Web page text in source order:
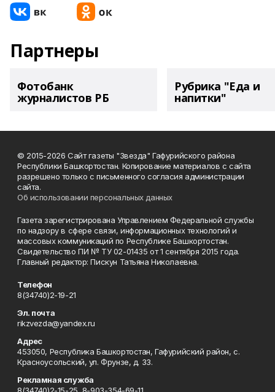
Партнеры
Фотобанк
журналистов РБ
Рубрика "Еда и
напитки"
© 2015-2026 Сайт газеты "Звезда" Гафурийского района
Республики Башкортостан. Копирование материалов с сайта
разрешено только с письменного согласия администрации
сайта.
Об использовании персональных данных
Газета зарегистрирована Управлением Федеральной службы
по надзору в сфере связи, информационных технологий и
массовых коммуникаций по Республике Башкортостан.
Свидетельство ПИ № ТУ 02-01435 от 1 сентября 2015 года.
Главный редактор: Пискун Татьяна Николаевна.
Телефон
8(34740)2-19-21
Эл. почта
rikzvezda@yandex.ru
Адрес
453050, Республика Башкортостан, Гафурийский район, с.
Красноусольский, ул. Фрунзе, д. 33.
Рекламная служба